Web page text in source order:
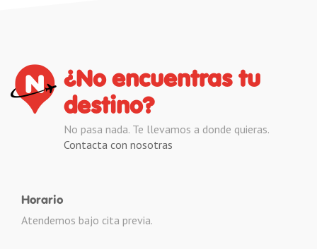
¿No encuentras tu
destino?
No pasa nada. Te llevamos a donde quieras.
Contacta con nosotras
Horario
Atendemos bajo cita previa.